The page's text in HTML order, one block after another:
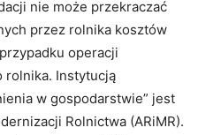
nie może przekraczać
przez rolnika kosztów
operacji
rolnika. Instytucją
w gospodarstwie” jest
Rolnictwa (ARiMR).